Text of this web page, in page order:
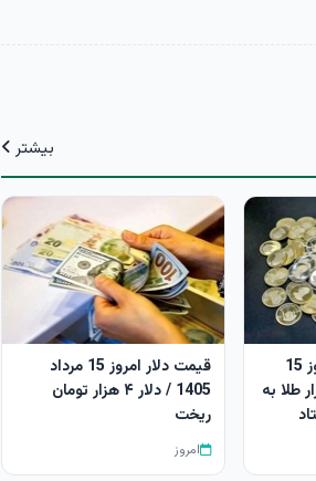
بیشتر
قیمت طلا و سکه امروز 15
بازار طلا به
قیمت دلار امروز 15 مرداد
1405 / دلار ۴ هزار تومان
ریخت
امروز